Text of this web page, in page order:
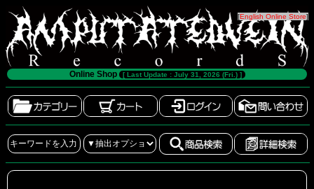
[English Online Store]
Online Shop [ Last Update : July 31, 2026 (Fri.) ]